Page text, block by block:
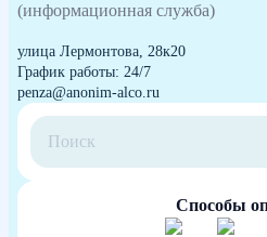
(информационная служба)
улица Лермонтова, 28к20
График работы: 24/7
penza@anonim-alco.ru
Способы